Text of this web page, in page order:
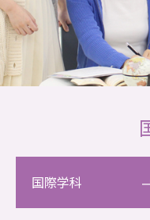
国際学科